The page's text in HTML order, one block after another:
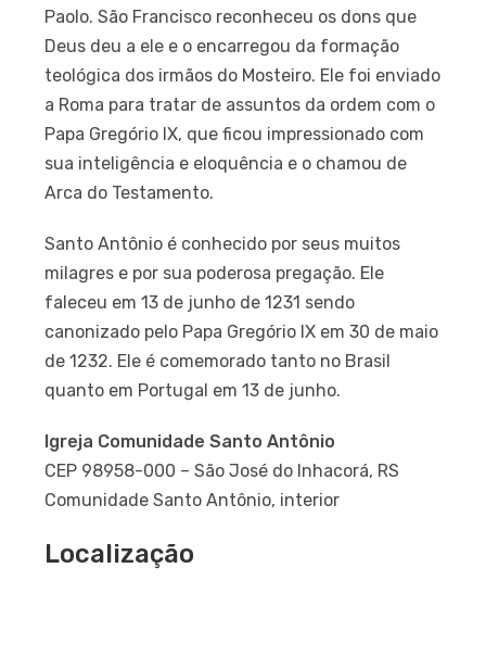
Paolo. São Francisco reconheceu os dons que
Deus deu a ele e o encarregou da formação
teológica dos irmãos do Mosteiro. Ele foi enviado
a Roma para tratar de assuntos da ordem com o
Papa Gregório IX, que ficou impressionado com
sua inteligência e eloquência e o chamou de
Arca do Testamento.
Santo Antônio é conhecido por seus muitos
milagres e por sua poderosa pregação. Ele
faleceu em 13 de junho de 1231 sendo
canonizado pelo Papa Gregório IX em 30 de maio
de 1232. Ele é comemorado tanto no Brasil
quanto em Portugal em 13 de junho.
Igreja Comunidade Santo Antônio
CEP 98958-000 – São José do Inhacorá, RS
Comunidade Santo Antônio, interior
Localização